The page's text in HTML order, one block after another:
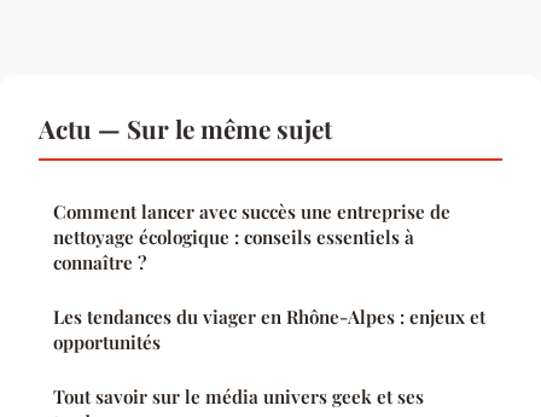
Actu — Sur le même sujet
Comment lancer avec succès une entreprise de
nettoyage écologique : conseils essentiels à
connaître ?
Les tendances du viager en Rhône-Alpes : enjeux et
opportunités
Tout savoir sur le média univers geek et ses